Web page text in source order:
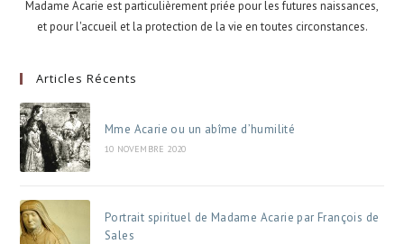
Madame Acarie est particulièrement priée pour les futures naissances,
et pour l'accueil et la protection de la vie en toutes circonstances.
Articles Récents
Mme Acarie ou un abîme d’humilité
10 NOVEMBRE 2020
Portrait spirituel de Madame Acarie par François de
Sales